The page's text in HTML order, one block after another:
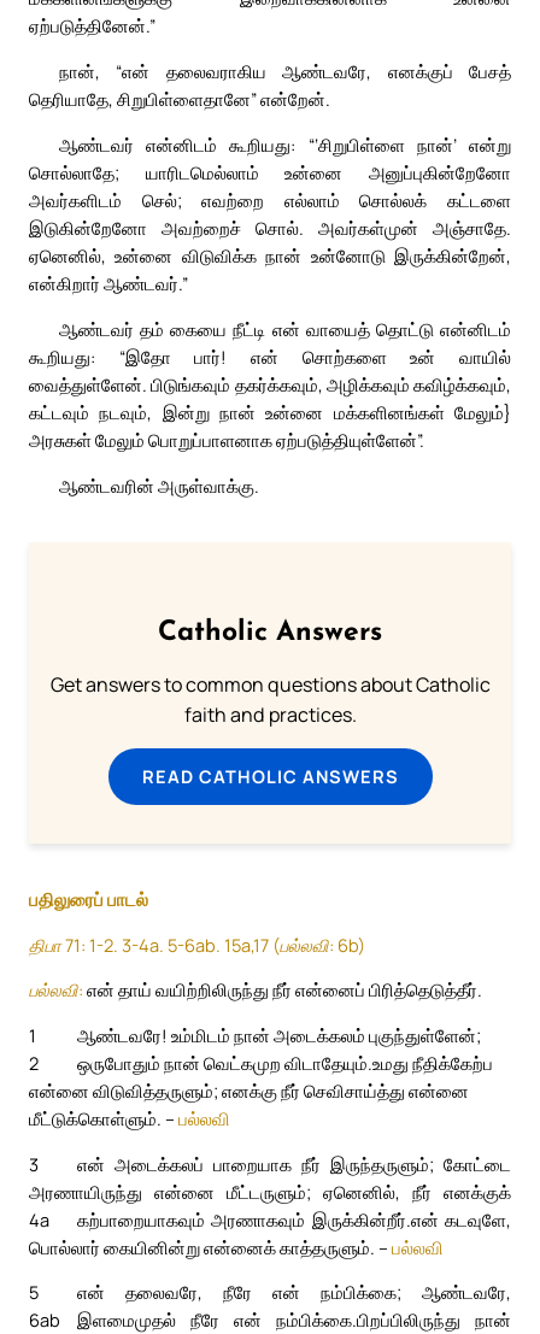
ஏற்படுத்தினேன்.”
நான், “என் தலைவராகிய ஆண்டவரே, எனக்குப் பேசத்
தெரியாதே, சிறுபிள்ளைதானே” என்றேன்.
ஆண்டவர் என்னிடம் கூறியது: “‘சிறுபிள்ளை நான்’ என்று
சொல்லாதே; யாரிடமெல்லாம் உன்னை அனுப்புகின்றேனோ
அவர்களிடம் செல்; எவற்றை எல்லாம் சொல்லக் கட்டளை
இடுகின்றேனோ அவற்றைச் சொல். அவர்கள்முன் அஞ்சாதே.
ஏனெனில், உன்னை விடுவிக்க நான் உன்னோடு இருக்கின்றேன்,
என்கிறார் ஆண்டவர்.”
ஆண்டவர் தம் கையை நீட்டி என் வாயைத் தொட்டு என்னிடம்
கூறியது: “இதோ பார்! என் சொற்களை உன் வாயில்
வைத்துள்ளேன். பிடுங்கவும் தகர்க்கவும், அழிக்கவும் கவிழ்க்கவும்,
கட்டவும் நடவும், இன்று நான் உன்னை மக்களினங்கள் மேலும்}
அரசுகள் மேலும் பொறுப்பாளனாக ஏற்படுத்தியுள்ளேன்”.
ஆண்டவரின் அருள்வாக்கு.
Catholic Answers
Get answers to common questions about Catholic
faith and practices.
READ CATHOLIC ANSWERS
பதிலுரைப் பாடல்
திபா 71: 1-2. 3-4a. 5-6ab. 15a,17 (பல்லவி: 6b)
பல்லவி: என் தாய் வயிற்றிலிருந்து நீர் என்னைப் பிரித்தெடுத்தீர்.
1
ஆண்டவரே! உம்மிடம் நான் அடைக்கலம் புகுந்துள்ளேன்;
ஒருபோதும் நான் வெட்கமுற விடாதேயும்.
2
உமது நீதிக்கேற்ப
என்னை விடுவித்தருளும்; எனக்கு நீர் செவிசாய்த்து என்னை
மீட்டுக்கொள்ளும். – பல்லவி
3
என் அடைக்கலப் பாறையாக நீர் இருந்தருளும்; கோட்டை
அரணாயிருந்து என்னை மீட்டருளும்; ஏனெனில், நீர் எனக்குக்
கற்பாறையாகவும் அரணாகவும் இருக்கின்றீர்.
4a
என் கடவுளே,
பொல்லார் கையினின்று என்னைக் காத்தருளும். – பல்லவி
5
என் தலைவரே, நீரே என் நம்பிக்கை; ஆண்டவரே,
இளமைமுதல் நீரே என் நம்பிக்கை.
6ab
பிறப்பிலிருந்து நான்